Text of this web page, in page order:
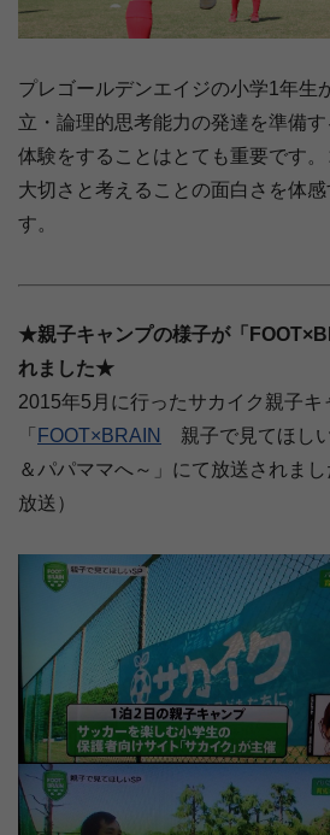
プレゴールデンエイジの小学1年生
立・論理的思考能力の発達を準備
体験をすることはとても重要です
大切さと考えることの面白さを体
す。
★親子キャンプの様子が「
れました★
2015年5月に行ったサカイク親子キ
「 FOOT×BRAIN
親子で見てほし
＆パパママへ～」にて放送されま
放送）